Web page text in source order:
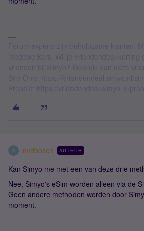
N nvdbosch AUTEUR
Kan Simyo me met een van deze drie
Nee, Simyo's eSim worden alleen via de
Geen andere methoden worden door
moment.